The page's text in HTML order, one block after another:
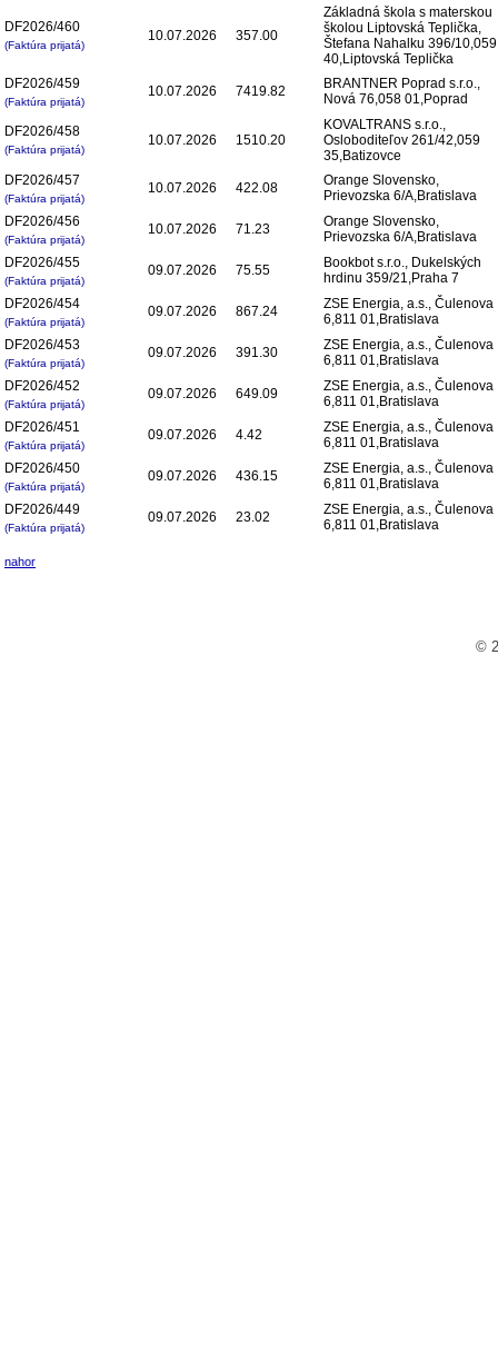
DF2026/460
(Faktúra prijatá)
10.07.2026 357.00
Základná škola s materskou
školou Liptovská Teplička,
Štefana Nahalku 396/10,059
40,Liptovská Teplička
DF2026/459
(Faktúra prijatá)
10.07.2026 7419.82
BRANTNER Poprad s.r.o.,
Nová 76,058 01,Poprad
DF2026/458
(Faktúra prijatá)
10.07.2026 1510.20
KOVALTRANS s.r.o.,
Osloboditeľov 261/42,059
35,Batizovce
DF2026/457
(Faktúra prijatá)
10.07.2026 422.08
Orange Slovensko,
Prievozska 6/A,Bratislava
DF2026/456
(Faktúra prijatá)
10.07.2026 71.23
Orange Slovensko,
Prievozska 6/A,Bratislava
DF2026/455
(Faktúra prijatá)
09.07.2026 75.55
Bookbot s.r.o., Dukelských
hrdinu 359/21,Praha 7
DF2026/454
(Faktúra prijatá)
09.07.2026 867.24
ZSE Energia, a.s., Čulenova
6,811 01,Bratislava
DF2026/453
(Faktúra prijatá)
09.07.2026 391.30
ZSE Energia, a.s., Čulenova
6,811 01,Bratislava
DF2026/452
(Faktúra prijatá)
09.07.2026 649.09
ZSE Energia, a.s., Čulenova
6,811 01,Bratislava
DF2026/451
(Faktúra prijatá)
09.07.2026 4.42
ZSE Energia, a.s., Čulenova
6,811 01,Bratislava
DF2026/450
(Faktúra prijatá)
09.07.2026 436.15
ZSE Energia, a.s., Čulenova
6,811 01,Bratislava
DF2026/449
(Faktúra prijatá)
09.07.2026 23.02
ZSE Energia, a.s., Čulenova
6,811 01,Bratislava
nahor
©